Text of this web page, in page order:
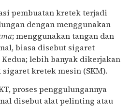
pembuatan kretek terjadi
dengan menggunakan
; menggunakan tangan dan
biasa disebut sigaret
lebih banyak dikerjakan
kretek mesin (SKM).
proses penggulungannya
disebut alat pelinting atau